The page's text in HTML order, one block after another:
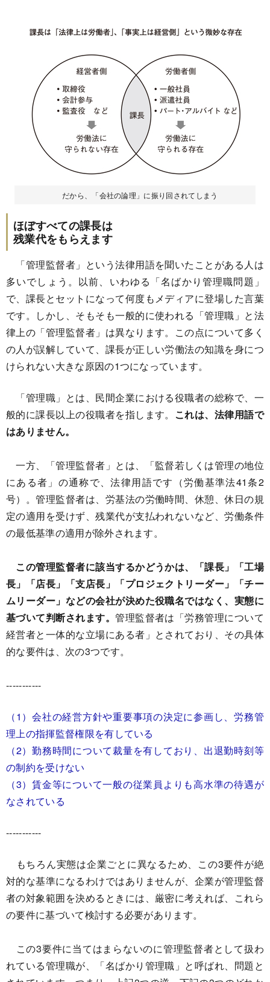
だから、「会社の論理」に振り回されてしまう
ほぼすべての課長は
残業代をもらえます
「管理監督者」という法律用語を聞いたことがある人は
多いでしょう。以前、いわゆる「名ばかり管理職問題」
で、課長とセットになって何度もメディアに登場した言葉
です。しかし、そもそも一般的に使われる「管理職」と法
律上の「管理監督者」は異なります。この点について多く
の人が誤解していて、課長が正しい労働法の知識を身につ
けられない大きな原因の1つになっています。
「管理職」とは、民間企業における役職者の総称で、一
般的に課長以上の役職者を指します。 これは、法律用語で
はありません。
一方、「管理監督者」とは、「監督若しくは管理の地位
にある者」の通称で、法律用語です（労働基準法41条2
号）。管理監督者は、労基法の労働時間、休憩、休日の規
定の適用を受けず、残業代が支払われないなど、労働条件
の最低基準の適用が除外されます。
この管理監督者に該当するかどうかは、「課長」「工場
長」「店長」「支店長」「プロジェクトリーダー」「チー
ムリーダー」などの会社が決めた役職名ではなく、実態に
基づいて判断されます。管理監督者は「労務管理について
経営者と一体的な立場にある者」とされており、その具体
的な要件は、次の3つです。
-----------
（1）会社の経営方針や重要事項の決定に参画し、労務管
理上の指揮監督権限を有している
（2）勤務時間について裁量を有しており、出退勤時刻等
の制約を受けない
（3）賃金等について一般の従業員よりも高水準の待遇が
なされている
-----------
もちろん実態は企業ごとに異なるため、この3要件が絶
対的な基準になるわけではありませんが、企業が管理監督
者の対象範囲を決めるときには、厳密に考えれば、これら
の要件に基づいて検討する必要があります。
この3要件に当てはまらないのに管理監督者として扱わ
れている管理職が、「名ばかり管理職」と呼ばれ、問題と